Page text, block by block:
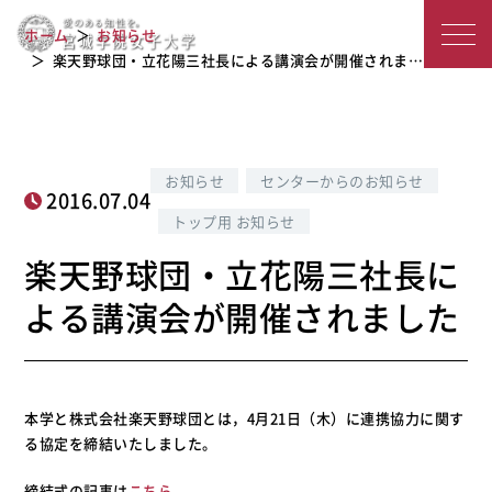
城
女
子
大
学
楽天野球団・立花陽三社長による講演
会が開催されました
ホーム
お知らせ
楽天野球団・立花陽三社長による講演会が開催されま…
2016.07.04
お知らせ
センターからのお知らせ
トップ用 お知らせ
楽天野球団・立花陽三社長に
よる講演会が開催されました
本学と株式会社楽天野球団とは，4月21日（木）に連携協力に関す
る協定を締結いたしました。